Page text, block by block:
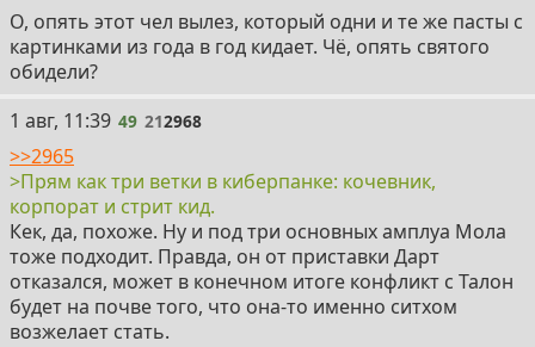
О, опять этот чел вылез, который одни и те же пасты с
картинками из года в год кидает. Чё, опять святого
обидели?
49
1 авг, 11:39 49 212968
>>2965
>Прям как три ветки в киберпанке: кочевник,
корпорат и стрит кид.
Кек, да, похоже. Ну и под три основных амплуа Мола
тоже подходит. Правда, он от приставки Дарт
отказался, может в конечном итоге конфликт с Талон
будет на почве того, что она-то именно ситхом
возжелает стать.